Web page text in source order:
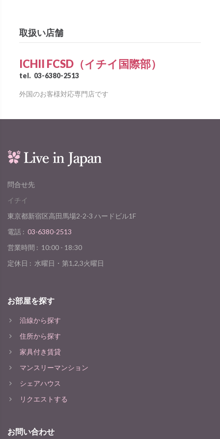
取扱い店舗
ICHII FCSD（イチイ国際部）
tel. 03-6380-2513
外国のお客様対応専門店です
問合せ先
イチイ
東京都新宿区高田馬場2-2-3 ハードビル1F
電話 : 03-6380-2513
営業時間 : 10:00 - 18:30
定休日 : 水曜日・第1,2,3火曜日
お部屋を探す
沿線から探す
住所から探す
家具付き賃貸
マンスリーマンション
シェアハウス
リクエストする
お問い合わせ